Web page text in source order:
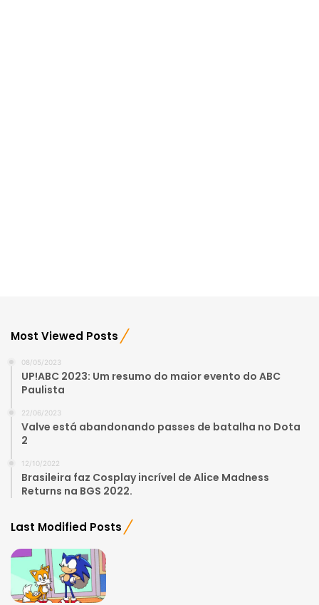
Most Viewed Posts
08/05/2023
UP!ABC 2023: Um resumo do maior evento do ABC
Paulista
22/06/2023
Valve está abandonando passes de batalha no Dota
2
12/10/2022
Brasileira faz Cosplay incrível de Alice Madness
Returns na BGS 2022.
Last Modified Posts